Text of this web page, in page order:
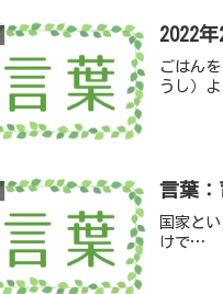
2022
ごはん
うし）よ
言葉：
国家と
けで…